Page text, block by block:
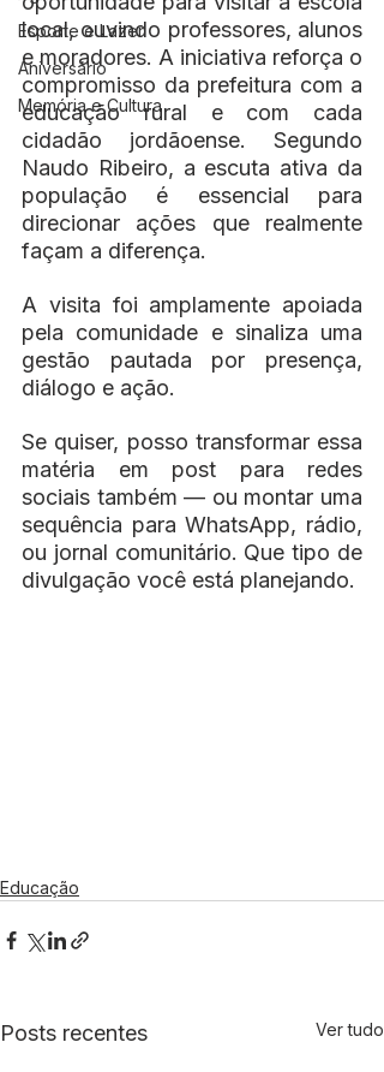
Esporte e Lazer
Aniversário
Memória e Cultura
local, ouvindo professores, alunos
e moradores. A iniciativa reforça o
compromisso da prefeitura com a
educação rural e com cada
cidadão jordãoense. Segundo
Naudo Ribeiro, a escuta ativa da
população é essencial para
direcionar ações que realmente
façam a diferença.
A visita foi amplamente apoiada
pela comunidade e sinaliza uma
gestão pautada por presença,
diálogo e ação.
Se quiser, posso transformar essa
matéria em post para redes
sociais também — ou montar uma
sequência para WhatsApp, rádio,
ou jornal comunitário. Que tipo de
divulgação você está planejando.
Educação
Posts recentes Ver tudo